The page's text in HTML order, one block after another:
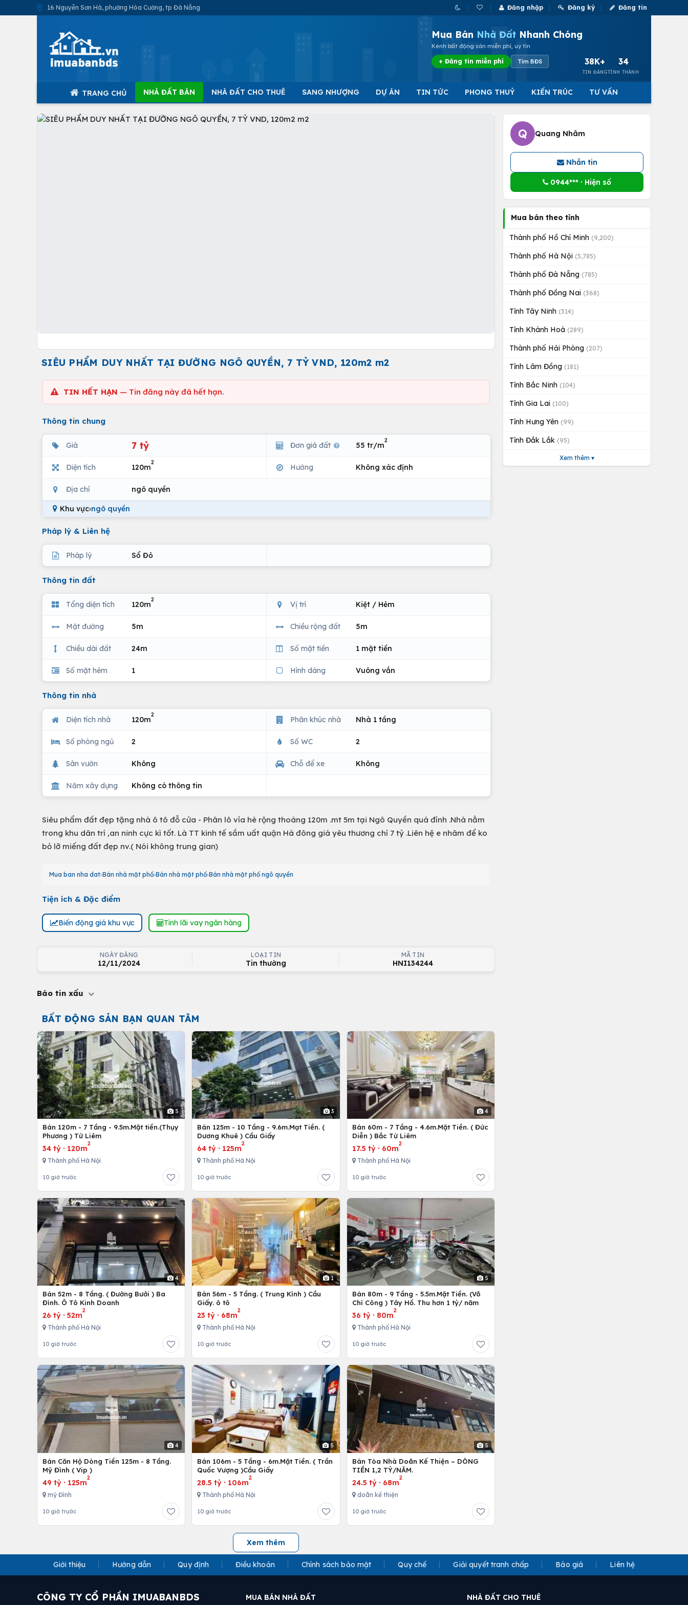
16 Nguyễn Sơn Hà, phường Hòa Cường, tp Đà Nẵng Đăng nhập Đăng ký Đăng tin
Mua Bán Nhà Đất Nhanh Chóng
Kênh bất động sản miễn phí, uy tín
+ Đăng tin miễn phí Tìm BĐS 38K+
TIN ĐĂNG
34
TỈNH THÀNH
TRANG CHỦ NHÀ ĐẤT BÁN NHÀ ĐẤT CHO THUÊ SANG NHƯỢNG DỰ ÁN TIN TỨC PHONG THUỶ KIẾN TRÚC TƯ VẤN
SIÊU PHẨM DUY NHẤT TẠI ĐƯỜNG NGÔ QUYỀN, 7 TỶ VND, 120m2 m2
TIN HẾT HẠN — Tin đăng này đã hết hạn.
Thông tin chung
Giá 7 tỷ Đơn giá đất 55 tr/m
2
Diện tích 120m
2
Hướng Không xác định
Địa chỉ ngô quyền
Khu vực›ngô quyền
Pháp lý & Liên hệ
Pháp lý Sổ Đỏ
Thông tin đất
Tổng diện tích 120m
2
Vị trí Kiệt / Hẻm
Mặt đường 5m Chiều rộng đất 5m
Chiều dài đất 24m Số mặt tiền 1 mặt tiền
Số mặt hẻm 1 Hình dáng Vuông vắn
Thông tin nhà
Diện tích nhà 120m
2
Phân khúc nhà Nhà 1 tầng
Số phòng ngủ 2 Số WC 2
Sân vườn Không Chỗ để xe Không
Năm xây dựng Không có thông tin
Siêu phẩm đất đẹp tặng nhà ô tô đỗ cửa - Phân lô vỉa hè rộng thoáng 120m .mt 5m tại Ngô Quyền quá đỉnh .Nhà nằm
trong khu dân trí ,an ninh cực kì tốt. Là TT kinh tế sầm uất quận Hà đông giá yêu thương chỉ 7 tỷ .Liên hệ e nhâm để ko
bỏ lỡ miếng đất đẹp nv.( Nói không trung gian)
Mua ban nha dat Bán nhà mặt phố Bán nhà mặt phố Bán nhà mặt phố ngô quyền
Tiện ích & Đặc điểm
Biến động giá khu vực Tính lãi vay ngân hàng
NGÀY ĐĂNG
12/11/2024
LOẠI TIN
Tin thường
MÃ TIN
HNI134244
Báo tin xấu
BẤT ĐỘNG SẢN BẠN QUAN TÂM
5
Bán 120m - 7 Tầng - 9.5m.Mặt tiền.(Thụy
Phương ) Từ Liêm
34 tỷ · 120m
2
Thành phố Hà Nội
10 giờ trước
3
Bán 125m - 10 Tầng - 9.6m.Mạt Tiền. (
Dương Khuê ) Cầu Giấy
64 tỷ · 125m
2
Thành phố Hà Nội
10 giờ trước
4
Bán 60m - 7 Tầng - 4.6m.Mặt Tiền. ( Đức
Diễn ) Bắc Từ Liêm
17.5 tỷ· 60m
2
Thành phố Hà Nội
10 giờ trước
4
Bán 52m - 8 Tầng. ( Đường Bưởi ) Ba
Đình. Ô Tô Kinh Doanh
26 tỷ · 52m
2
Thành phố Hà Nội
10 giờ trước
1
Bán 56m - 5 Tầng. ( Trung Kính ) Cầu
Giấy. ô tô
23 tỷ · 68m
2
Thành phố Hà Nội
10 giờ trước
5
Bán 80m - 9 Tầng - 5.5m.Mặt Tiền. (Võ
Chí Công ) Tây Hồ. Thu hơn 1 tỷ/ năm
36 tỷ· 80m
2
Thành phố Hà Nội
10 giờ trước
4
Bán Căn Hộ Dòng Tiền 125m - 8 Tầng.
Mỹ Đình ( Vip )
49 tỷ · 125m
2
mỹ Đình
10 giờ trước
5
Bán 106m - 5 Tầng - 6m.Mặt Tiền. ( Trần
Quốc Vượng )Cầu Giấy
28.5 tỷ · 106m
2
Thành phố Hà Nội
10 giờ trước
5
Bán Tòa Nhà Doãn Kế Thiện – DÒNG
TIỀN 1,2 TỶ/NĂM.
24.5 tỷ· 68m
2
doãn kế thiện
10 giờ trước
Xem thêm
Q Quang Nhâm
Nhắn tin
0944*** · Hiện số
Mua bán theo tỉnh
Thành phố Hồ Chí Minh (9,200)
Thành phố Hà Nội (5,785)
Thành phố Đà Nẵng (785)
Thành phố Đồng Nai (368)
Tỉnh Tây Ninh (314)
Tỉnh Khánh Hoà (289)
Thành phố Hải Phòng (207)
Tỉnh Lâm Đồng (181)
Tỉnh Bắc Ninh (104)
Tỉnh Gia Lai (100)
Tỉnh Hưng Yên (99)
Tỉnh Đắk Lắk (95)
Xem thêm ▾
Giới thiệu Hướng dẫn Quy định Điều khoản Chính sách bảo mật Quy chế Giải quyết tranh chấp Báo giá Liên hệ
CÔNG TY CỔ PHẦN IMUABANBDS MUA BÁN NHÀ ĐẤT NHÀ ĐẤT CHO THUÊ